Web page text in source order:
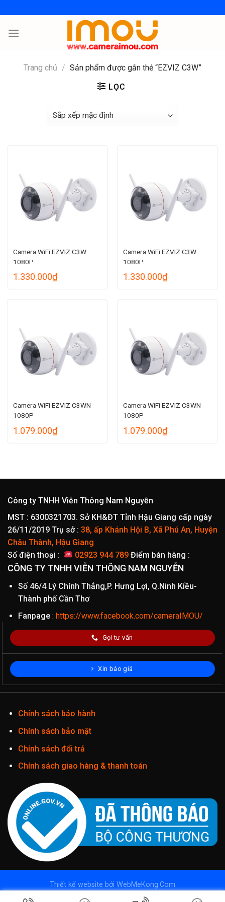
to
content
Trang chủ / Sản phẩm được gắn thẻ “EZVIZ C3W”
LỌC
Camera WiFi EZVIZ C3W
1080P
1.330.000₫
Camera WiFi EZVIZ C3W
1080P
1.330.000₫
Camera WiFi EZVIZ C3WN
1080P
1.079.000₫
Camera WiFi EZVIZ C3WN
1080P
1.079.000₫
Công ty TNHH Viễn Thông Nam Nguyễn
MST : 6300321703. Sở KH&ĐT Tỉnh Hậu Giang cấp ngày
26/11/2019 Trụ sở : 38, ấp Khánh Hội B, Xã Phú An, Huyện
Châu Thành, Hậu Giang
Số điện thoại :
02923 944 789 Điểm bán hàng :
CÔNG TY TNHH VIỄN THÔNG NAM NGUYỄN
Số 46/4 Lý Chính Thắng,P. Hưng Lợi, Q.Ninh Kiều-
Thành phố Cần Thơ
Fanpage: https://www.facebook.com/cameraIMOU/
Gọi tư vấn
Xin báo giá
Chính sách bảo hành
Chính sách bảo mật
Chính sách đổi trả
Chính sách giao hàng & thanh toán
Thiết kế website bởi WebMeKong.Com
Copyright 2026 ©
Camera Imou - Camera wifi Imou | Phân phối